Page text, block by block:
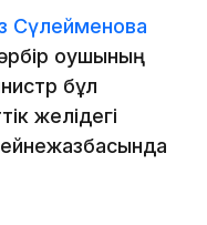
Сүлейменова
оқушының
бұл
желідегі